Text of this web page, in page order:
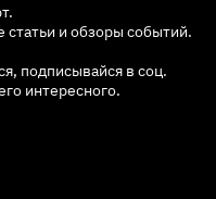
и обзоры событий.
подписывайся в соц.
интересного.